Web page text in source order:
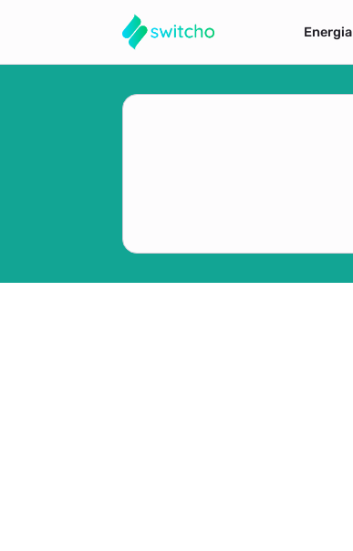
Energia